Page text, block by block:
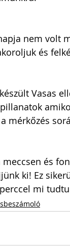
nem volt
és
Vasas
mérkőzés
és
ki! Ez
mi